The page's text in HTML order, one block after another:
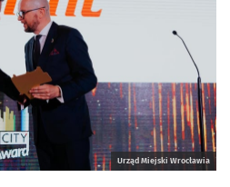
Urząd Miejski Wrocławia